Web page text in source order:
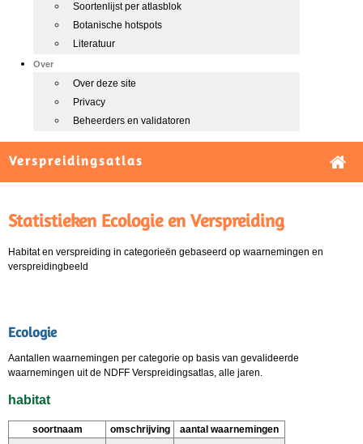
Soortenlijst per atlasblok
Botanische hotspots
Literatuur
Over
Over deze site
Privacy
Beheerders en validatoren
Verspreidingsatlas
Statistieken Ecologie en Verspreiding
Habitat en verspreiding in categorieën gebaseerd op waarnemingen en
verspreidingbeeld
Ecologie
Aantallen waarnemingen per categorie op basis van gevalideerde
waarnemingen uit de NDFF Verspreidingsatlas, alle jaren.
habitat
soortnaam omschrijving
aantal waarnemingen